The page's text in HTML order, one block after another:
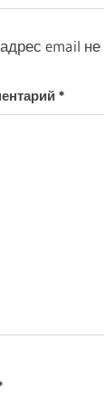
email не
*